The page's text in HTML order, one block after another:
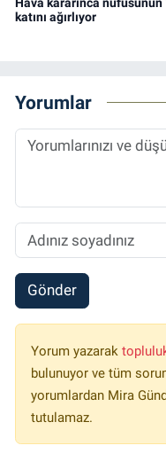
katını ağırlıyor
Yorumlar
Gönder
Yorum yazarak
bulunuyor ve tüm
yorumlardan Mira
tutulamaz.